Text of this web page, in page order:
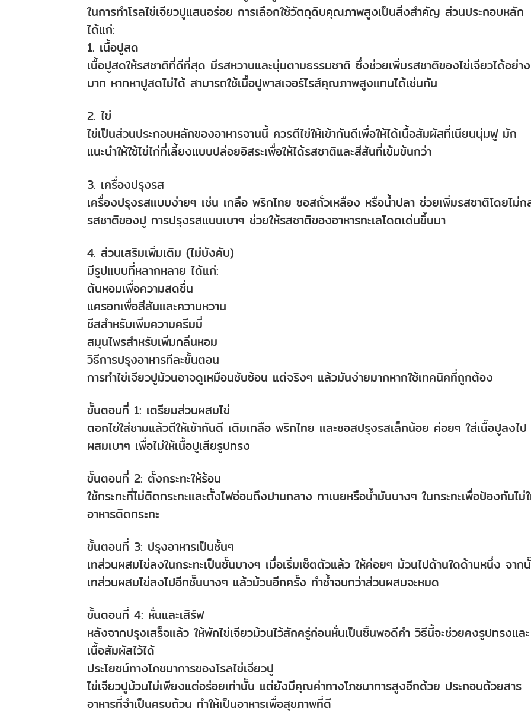
ในการทำโรลไข่เจียวปูแสนอร่อย การเลือกใช้วัตถุดิบคุณภาพสูงเป็นสิ่งสำคัญ ส่วนประกอบหลัก
ได้แก่:
1. เนื้อปูสด
เนื้อปูสดให้รสชาติที่ดีที่สุด มีรสหวานและนุ่มตามธรรมชาติ ซึ่งช่วยเพิ่มรสชาติของไข่เจียวได้อย่าง
มาก หากหาปูสดไม่ได้ สามารถใช้เนื้อปูพาสเจอร์ไรส์คุณภาพสูงแทนได้เช่นกัน
2. ไข่
ไข่เป็นส่วนประกอบหลักของอาหารจานนี้ ควรตีไข่ให้เข้ากันดีเพื่อให้ได้เนื้อสัมผัสที่เนียนนุ่มฟู มัก
แนะนำให้ใช้ไข่ไก่ที่เลี้ยงแบบปล่อยอิสระเพื่อให้ได้รสชาติและสีสันที่เข้มข้นกว่า
3. เครื่องปรุงรส
เครื่องปรุงรสแบบง่ายๆ เช่น เกลือ พริกไทย ซอสถั่วเหลือง หรือน้ำปลา ช่วยเพิ่มรสชาติโดยไม่
รสชาติของปู การปรุงรสแบบเบาๆ ช่วยให้รสชาติของอาหารทะเลโดดเด่นขึ้นมา
4. ส่วนเสริมเพิ่มเติม (ไม่บังคับ)
มีรูปแบบที่หลากหลาย ได้แก่:
ต้นหอมเพื่อความสดชื่น
แครอทเพื่อสีสันและความหวาน
ชีสสำหรับเพิ่มความครีมมี่
สมุนไพรสำหรับเพิ่มกลิ่นหอม
วิธีการปรุงอาหารทีละขั้นตอน
การทำไข่เจียวปูม้วนอาจดูเหมือนซับซ้อน แต่จริงๆ แล้วมันง่ายมากหากใช้เทคนิคที่ถูกต้อง
ขั้นตอนที่ 1: เตรียมส่วนผสมไข่
ตอกไข่ใส่ชามแล้วตีให้เข้ากันดี เติมเกลือ พริกไทย และซอสปรุงรสเล็กน้อย ค่อยๆ ใส่เนื้อปูลงไป
ผสมเบาๆ เพื่อไม่ให้เนื้อปูเสียรูปทรง
ขั้นตอนที่ 2: ตั้งกระทะให้ร้อน
ใช้กระทะที่ไม่ติดกระทะและตั้งไฟอ่อนถึงปานกลาง ทาเนยหรือน้ำมันบางๆ ในกระทะเพื่อป้องกันไม่
อาหารติดกระทะ
ขั้นตอนที่ 3: ปรุงอาหารเป็นชั้นๆ
เทส่วนผสมไข่ลงในกระทะเป็นชั้นบางๆ เมื่อเริ่มเซ็ตตัวแล้ว ให้ค่อยๆ ม้วนไปด้านใดด้านหนึ่ง จาก
เทส่วนผสมไข่ลงไปอีกชั้นบางๆ แล้วม้วนอีกครั้ง ทำซ้ำจนกว่าส่วนผสมจะหมด
ขั้นตอนที่ 4: หั่นและเสิร์ฟ
หลังจากปรุงเสร็จแล้ว ให้พักไข่เจียวม้วนไว้สักครู่ก่อนหั่นเป็นชิ้นพอดีคำ วิธีนี้จะช่วยคงรูปทรงและ
เนื้อสัมผัสไว้ได้
ประโยชน์ทางโภชนาการของโรลไข่เจียวปู
ไข่เจียวปูม้วนไม่เพียงแต่อร่อยเท่านั้น แต่ยังมีคุณค่าทางโภชนาการสูงอีกด้วย ประกอบด้วยสาร
อาหารที่จำเป็นครบถ้วน ทำให้เป็นอาหารเพื่อสุขภาพที่ดี